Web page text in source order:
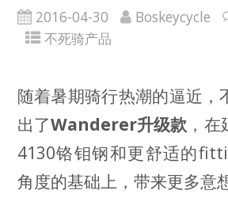
2016-04-30 Boskeycycle
不死骑产品
随着暑期骑行热潮的逼近，
出了Wanderer升级款 ，
4130铬钼钢和更舒适的
角度的基础上，带来更多意